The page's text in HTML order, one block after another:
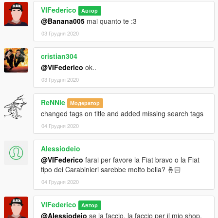
Replace files. It is recommended to create a mod folder
through the OpenIV program.
For doubts or problems contact me, I will reply as soon as
possible.
VIFederico Автор
@Banana005 mai quanto te :3
03 Грудня 2020
cristian304
@VIFederico ok..
03 Грудня 2020
ReNNie Модератор
changed tags on title and added missing search tags
04 Грудня 2020
Alessiodeio
@VIFederico farai per favore la Fiat bravo o la Fiat
tipo dei Carabinieri sarebbe molto bella? 🤞🏻
04 Грудня 2020
VIFederico Автор
@Alessiodeio se la faccio, la faccio per il mio shop.